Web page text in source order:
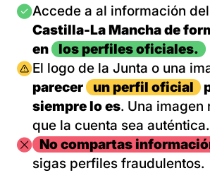
Imagen
Accede a al información del
Castilla-La Mancha de
en
los perfiles oficiales.
Imagen
El logo de la Junta o una
parecer
un perfil oficial
siempre lo es. Una imagen
que la cuenta sea auténtica.
ImagenNo compartas
sigas perfiles fraudulentos.